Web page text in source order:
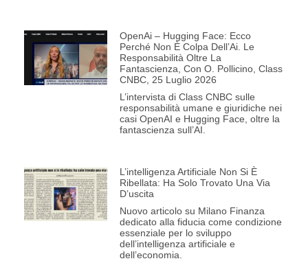
OpenAi – Hugging Face: Ecco
Perché Non È Colpa Dell’Ai. Le
Responsabilità Oltre La
Fantascienza, Con O. Pollicino, Class
CNBC, 25 Luglio 2026
L’intervista di Class CNBC sulle
responsabilità umane e giuridiche nei
casi OpenAI e Hugging Face, oltre la
fantascienza sull’AI.
L’intelligenza Artificiale Non Si È
Ribellata: Ha Solo Trovato Una Via
D’uscita
Nuovo articolo su Milano Finanza
dedicato alla fiducia come condizione
essenziale per lo sviluppo
dell’intelligenza artificiale e
dell’economia.